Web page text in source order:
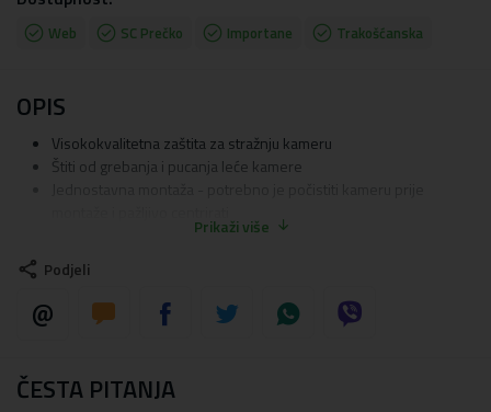
Web SC Prečko Importane Trakošćanska
OPIS
Visokokvalitetna zaštita za stražnju kameru
Štiti od grebanja i pucanja leće kamere
Profesionalna i besplatna usluga montaže u našim poslovnicama
NAPOMENA: Slika je informativnog karaktera - isporučuje se za
model iz naslova
Prikaži više
Podjeli
ČESTA PITANJA